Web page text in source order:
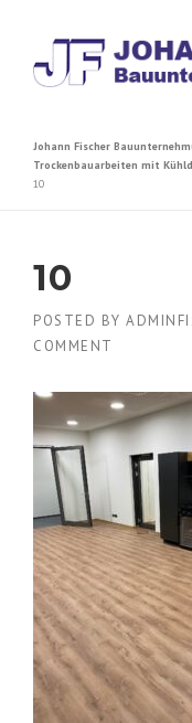
content
Johann Fischer
Trockenbauarbeiten mit
10
10
POSTED BY
COMMENT